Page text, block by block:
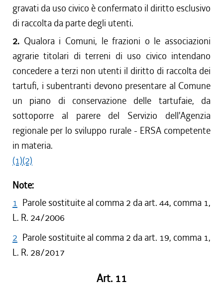
gravati da uso civico è confermato il diritto esclusivo
di raccolta da parte degli utenti.
2. Qualora i Comuni, le frazioni o le associazioni
agrarie titolari di terreni di uso civico intendano
concedere a terzi non utenti il diritto di raccolta dei
tartufi, i subentranti devono presentare al Comune
un piano di conservazione delle tartufaie, da
sottoporre al parere del Servizio dell'Agenzia
regionale per lo sviluppo rurale - ERSA competente
in materia.
(1)(2)
Note:
1 Parole sostituite al comma 2 da art. 44, comma 1,
L. R. 24/2006
2 Parole sostituite al comma 2 da art. 19, comma 1,
L. R. 28/2017
Art. 11